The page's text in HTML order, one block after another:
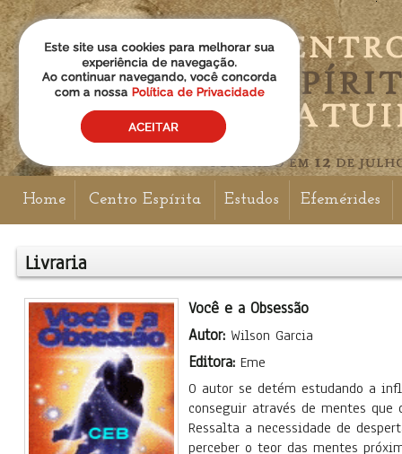
Home Centro Espírita Estudos Efemérides
Livraria
Você e a Obsessão
Autor: Wilson Garcia
Editora: Eme
O autor se detém estudando a
conseguir através de mentes
Ressalta a necessidade de
perceber o teor das mentes